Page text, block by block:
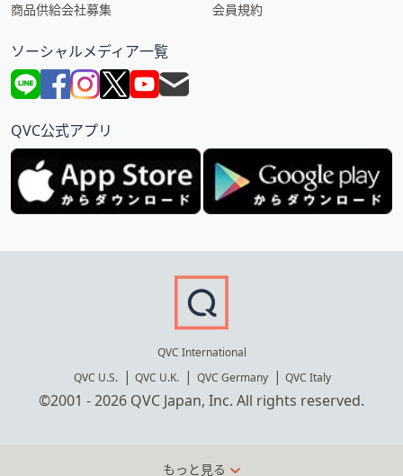
商品供給会社募集
会員規約
ソーシャルメディア一覧
QVC公式アプリ
QVC International
QVC U.S.
QVC U.K. QVC Germany QVC Italy
©2001 - 2026 QVC Japan, Inc. All rights reserved.
もっと見る